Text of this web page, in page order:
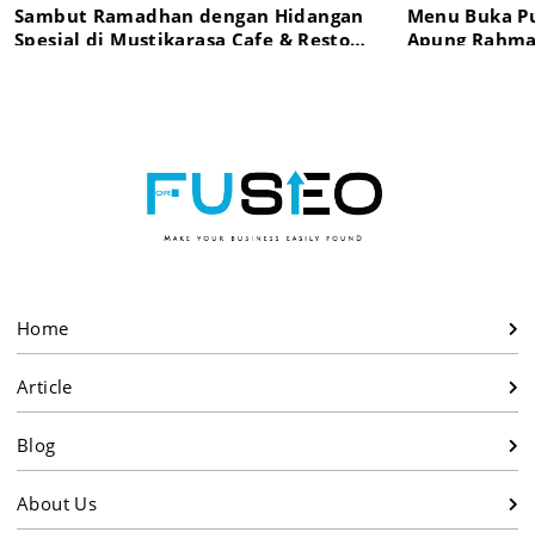
Sambut Ramadhan dengan Hidangan
Spesial di Mustikarasa Cafe & Resto
Menu Buka
Apung
Home
Article
Blog
About Us